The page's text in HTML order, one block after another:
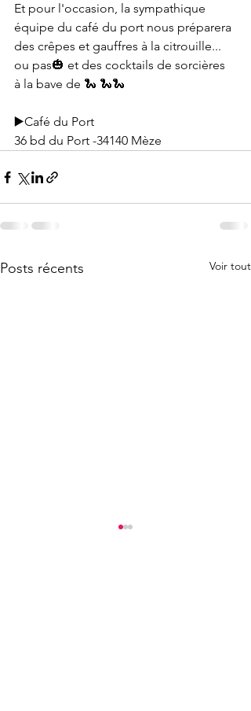
Et pour l'occasion, la sympathique
équipe du café du port nous préparera
des crêpes et gauffres à la citrouille...
ou pas🎃 et des cocktails de sorcières
à la bave de 🐍 🐍🐍
▶️Café du Port
36 bd du Port -34140 Mèze
Posts récents Voir tout